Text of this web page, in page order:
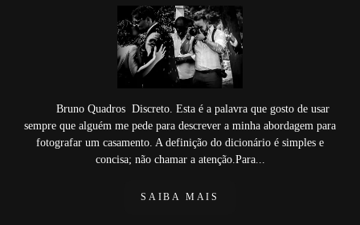
Bruno Quadros Discreto. Esta é a palavra que gosto de usar
sempre que alguém me pede para descrever a minha abordagem para
fotografar um casamento. A definição do dicionário é simples e
concisa; não chamar a atenção.Para...
SAIBA MAIS